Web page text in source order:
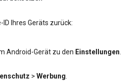
Ihres Geräts zurück:
Android-Gerät zu den Einstellungen.
> Werbung.